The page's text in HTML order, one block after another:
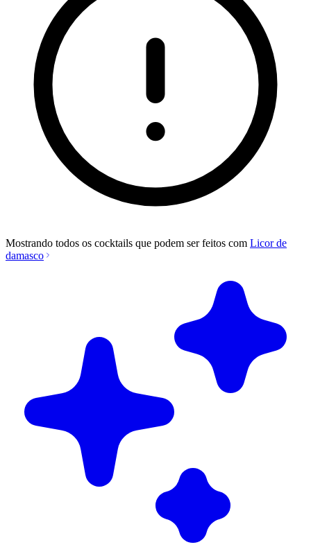
Mostrando todos os cocktails que podem ser feitos com Licor de
damasco